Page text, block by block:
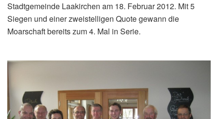
Stadtgemeinde Laakirchen am 18. Februar 2012. Mit 5
Siegen und einer zweistelligen Quote gewann die
Moarschaft bereits zum 4. Mal in Serie.